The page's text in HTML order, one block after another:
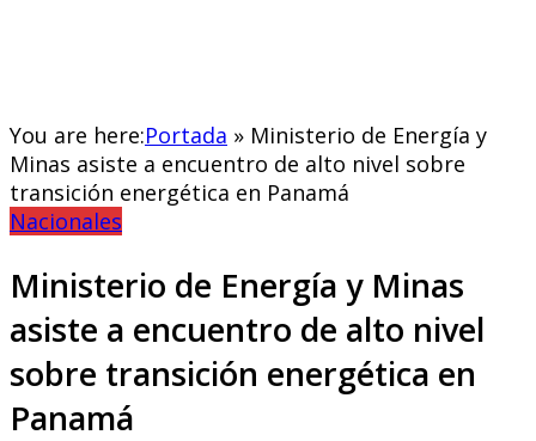
You are here:Portada » Ministerio de Energía y
Minas asiste a encuentro de alto nivel sobre
transición energética en Panamá
Nacionales
Ministerio de Energía y Minas
asiste a encuentro de alto nivel
sobre transición energética en
Panamá